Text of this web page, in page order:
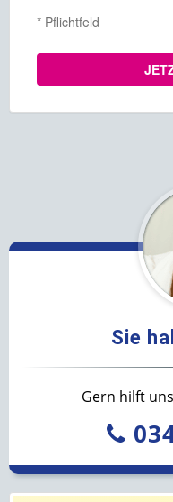
Sie
Gern hilft